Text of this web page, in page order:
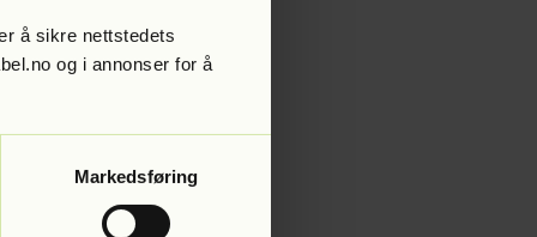
å sikre nettstedets
og i annonser for å
Markedsføring